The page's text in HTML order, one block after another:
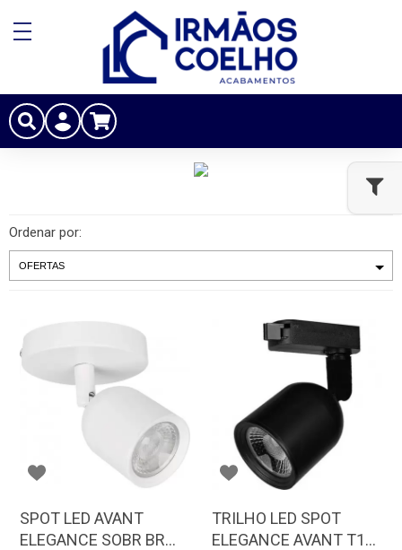
Ordenar por:
SPOT LED AVANT
ELEGANCE SOBR BR
TRILHO LED SPOT
ELEGANCE AVANT T1